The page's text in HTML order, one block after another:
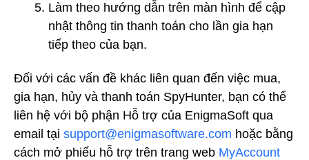
Làm theo hướng dẫn trên màn hình để cập
nhật thông tin thanh toán cho lần gia hạn
tiếp theo của bạn.
Đối với các vấn đề khác liên quan đến việc mua,
gia hạn, hủy và thanh toán SpyHunter, bạn có thể
liên hệ với bộ phận Hỗ trợ của EnigmaSoft qua
email tại support@enigmasoftware.com hoặc bằng
cách mở phiếu hỗ trợ trên trang web MyAccount